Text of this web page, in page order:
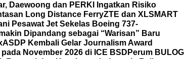
Daewoong dan PERKI Ingatkan Risiko
Long Distance FerryZTE dan XLSMART
Pesawat Jet Sekelas Boeing 737-
Dipandang sebagai “Warisan” Baru
ASDP Kembali Gelar Journalism Award
November 2026 di ICE BSD Perum BULOG